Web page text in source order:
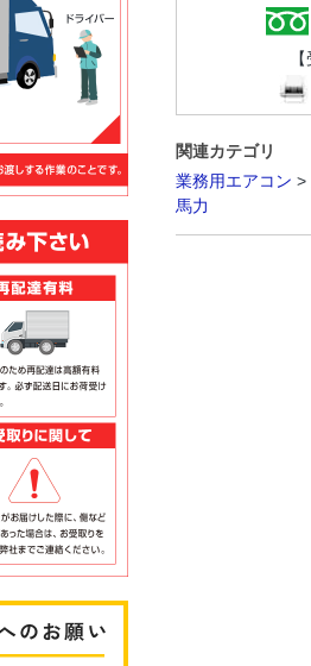
関連カテゴリ
業務用エアコン >
馬力